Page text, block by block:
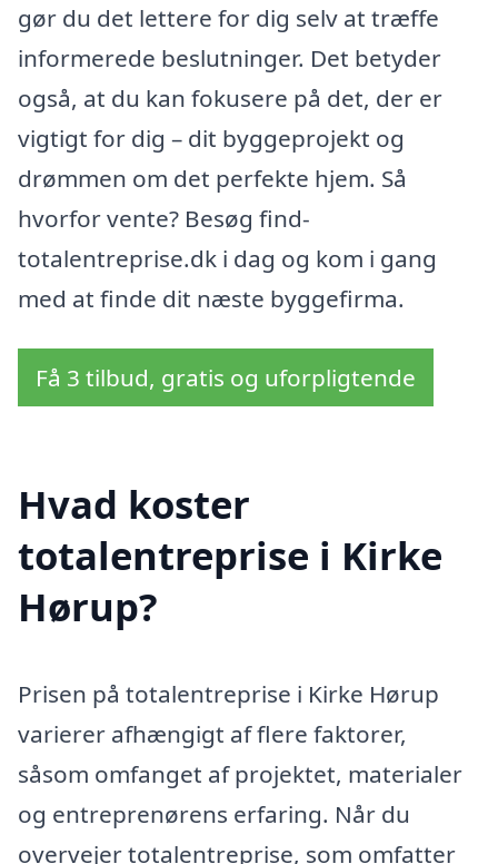
gør du det lettere for dig selv at træffe
informerede beslutninger. Det betyder
også, at du kan fokusere på det, der er
vigtigt for dig – dit byggeprojekt og
drømmen om det perfekte hjem. Så
hvorfor vente? Besøg find-
totalentreprise.dk i dag og kom i gang
med at finde dit næste byggefirma.
Få 3 tilbud, gratis og uforpligtende
Hvad koster
totalentreprise i Kirke
Hørup?
Prisen på totalentreprise i Kirke Hørup
varierer afhængigt af flere faktorer,
såsom omfanget af projektet, materialer
og entreprenørens erfaring. Når du
overvejer totalentreprise, som omfatter